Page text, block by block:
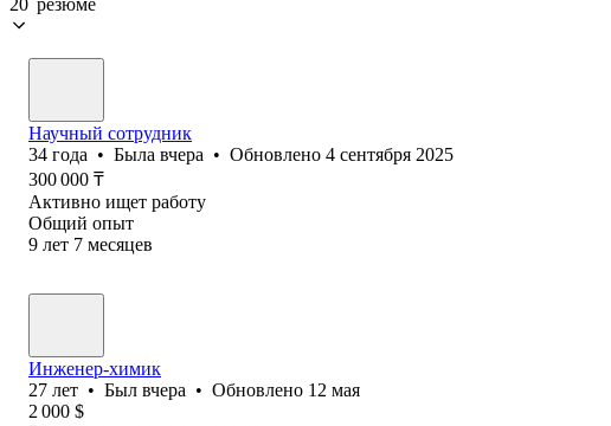
Научный сотрудник
34 года • Была вчера • Обновлено 4 сентября 2025
300 000 ₸
Активно ищет работу
Общий опыт
9 лет 7 месяцев
Инженер-химик
27 лет • Был вчера • Обновлено 12 мая
2 000 $